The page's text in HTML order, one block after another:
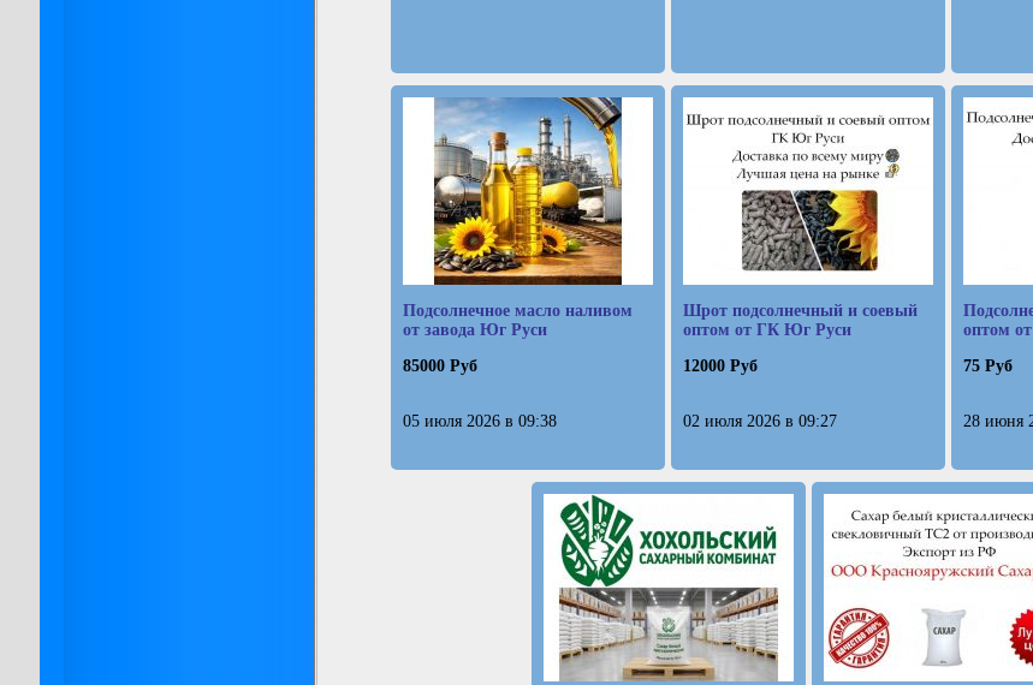
Подсолнечное масло наливом
от завода Юг Руси
85000 Руб
05 июля 2026 в 09:38
Шрот подсолнечный и соевый
оптом от ГК Юг Руси
12000 Руб
02 июля 2026 в 09:27
оптом
75 Руб
28 июня